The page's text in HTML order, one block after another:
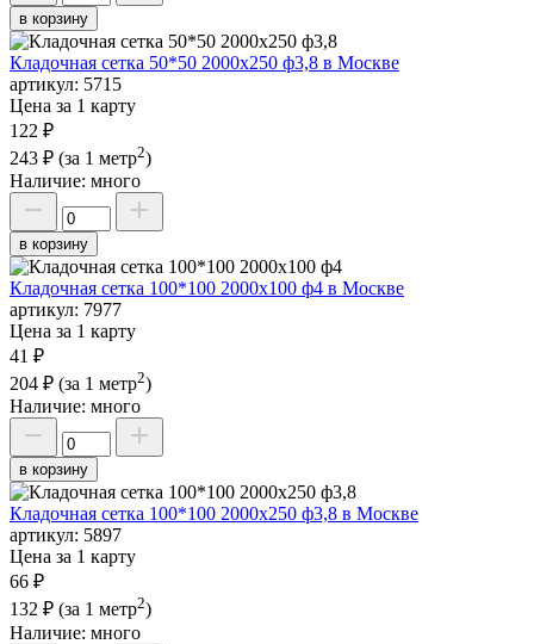
в корзину
Кладочная сетка 50*50 2000х250 ф3,8 в Москве
артикул: 5715
Цена за 1 карту
122 ₽
243 ₽ (за 1 метр2)
Наличие: много
в корзину
Кладочная сетка 100*100 2000х100 ф4 в Москве
артикул: 7977
Цена за 1 карту
41 ₽
204 ₽ (за 1 метр2)
Наличие: много
в корзину
Кладочная сетка 100*100 2000х250 ф3,8 в Москве
артикул: 5897
Цена за 1 карту
66 ₽
132 ₽ (за 1 метр2)
Наличие: много